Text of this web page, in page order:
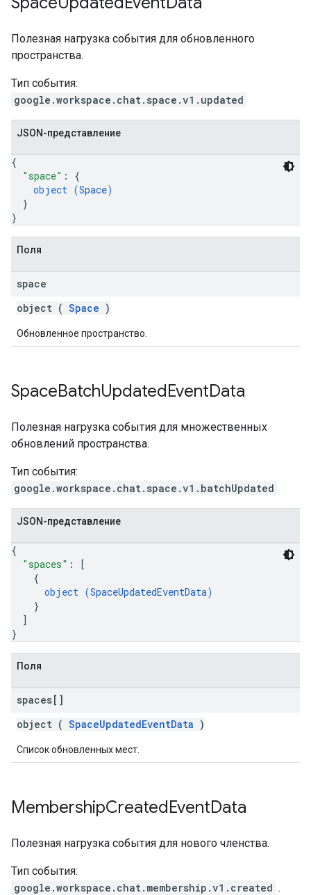
Полезная нагрузка события для обновленного
пространства.
Тип события:
google.workspace.chat.space.v1.updated
JSON-представление
{
"space" : {
object (Space)
}
}
Поля
space
object ( Space )
Обновленное пространство.
SpaceBatchUpdatedEventData
Полезная нагрузка события для множественных
обновлений пространства.
Тип события:
google.workspace.chat.space.v1.batchUpdated
JSON-представление
{
"spaces" :
[
{
object (SpaceUpdatedEventData)
}
]
}
Поля
spaces[]
object ( SpaceUpdatedEventData )
Список обновленных мест.
MembershipCreatedEventData
Полезная нагрузка события для нового членства.
Тип события:
google.workspace.chat.membership.v1.created .